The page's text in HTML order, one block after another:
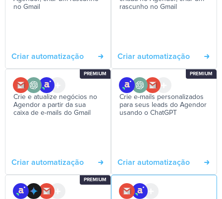
no Gmail
Criar automatização
rascunho no Gmail
Criar automatização
PREMIUM
Crie e atualize negócios no
Agendor a partir da sua
caixa de e-mails do Gmail
Criar automatização
PREMIUM
Crie e-mails personalizados
para seus leads do Agendor
usando o ChatGPT
Criar automatização
PREMIUM